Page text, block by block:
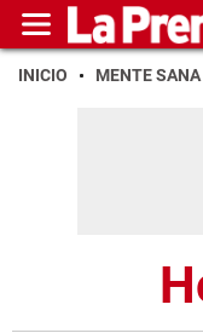
INICIO MENTE SANA